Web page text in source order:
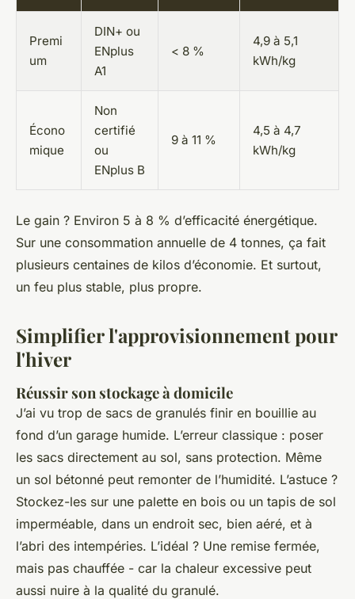
Premi
um
DIN+ ou
ENplus
A1
< 8 %
4,9 à 5,1
kWh/kg
Écono
mique
Non
certifié
ou
ENplus B
9 à 11 %
4,5 à 4,7
kWh/kg
Le gain ? Environ 5 à 8 % d’efficacité énergétique.
Sur une consommation annuelle de 4 tonnes, ça fait
plusieurs centaines de kilos d’économie. Et surtout,
un feu plus stable, plus propre.
Simplifier l'approvisionnement pour
l'hiver
Réussir son stockage à domicile
J’ai vu trop de sacs de granulés finir en bouillie au
fond d’un garage humide. L’erreur classique : poser
les sacs directement au sol, sans protection. Même
un sol bétonné peut remonter de l’humidité. L’astuce ?
Stockez-les sur une palette en bois ou un tapis de sol
imperméable, dans un endroit sec, bien aéré, et à
l’abri des intempéries. L’idéal ? Une remise fermée,
mais pas chauffée - car la chaleur excessive peut
aussi nuire à la qualité du granulé.